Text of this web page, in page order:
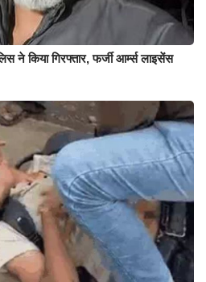
ने किया गिरफ्तार, फर्जी आर्म्स लाइसेंस